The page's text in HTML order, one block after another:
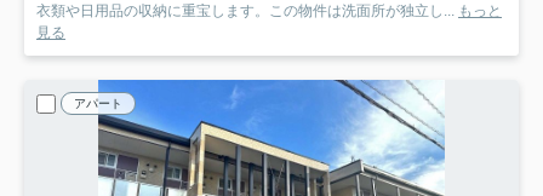
衣類や日用品の収納に重宝します。この物件は洗面所が独立し... もっと
見る
アパート